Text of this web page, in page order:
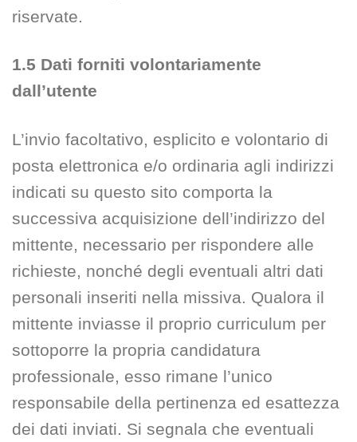
riservate.
1.5 Dati forniti volontariamente
dall’utente
L’invio facoltativo, esplicito e volontario di
posta elettronica e/o ordinaria agli indirizzi
indicati su questo sito comporta la
successiva acquisizione dell’indirizzo del
mittente, necessario per rispondere alle
richieste, nonché degli eventuali altri dati
personali inseriti nella missiva. Qualora il
mittente inviasse il proprio curriculum per
sottoporre la propria candidatura
professionale, esso rimane l’unico
responsabile della pertinenza ed esattezza
dei dati inviati. Si segnala che eventuali